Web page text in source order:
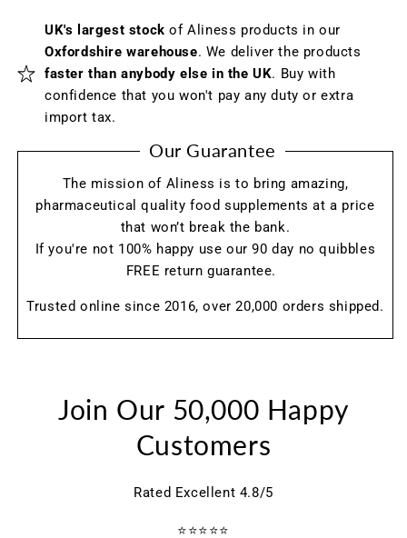
UK's largest stock of Aliness products in our
Oxfordshire warehouse. We deliver the products
faster than anybody else in the UK. Buy with
confidence that you won't pay any duty or extra
import tax.
Our Guarantee
The mission of Aliness is to bring amazing,
pharmaceutical quality food supplements at a price
that won’t break the bank.
If you're not 100% happy use our 90 day no quibbles
FREE return guarantee.
Trusted online since 2016, over 20,000 orders shipped.
Join Our 50,000 Happy
Customers
Rated Excellent 4.8/5
⭐⭐⭐⭐⭐